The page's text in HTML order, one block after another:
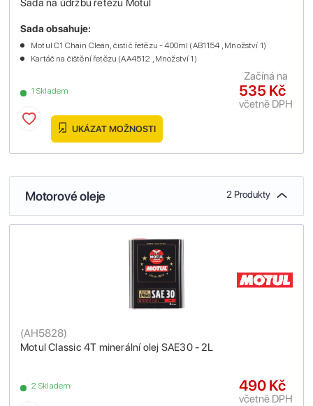
Sada na údržbu řetězu Motul
1 Skladem
Sada obsahuje:
Motul C1 Chain Clean, čistič řetězu - 400ml (AB1154 , Množství 1)
Kartáč na čištění řetězu (AA4512 , Množství 1)
535 Kč
včetně DPH
Začíná na
UKÁZAT MOŽNOSTI
Motorové oleje 2 Produkty
Motul Classic 4T minerální olej SAE30 - 2L
(AH5828)
2 Skladem 490 Kč
včetně DPH